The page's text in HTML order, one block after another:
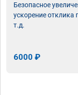
Безопасное
ускорение отклика
т.д.
6000 ₽